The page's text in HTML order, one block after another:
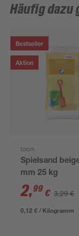
Häufig dazu
Bestseller
Aktion
toom
Spielsand
mm 25 kg
2,99 € 3,29 €
0,12 € / Kilogramm